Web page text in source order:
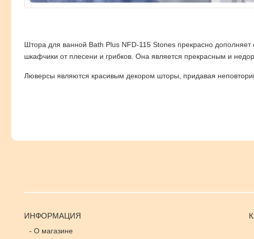
Штора для ванной Bath Plus NFD-115 Stones прекрасно
шкафчики от плесени и грибков. Она является прекрасным и
Люверсы являются красивым декором шторы, придавая
ИНФОРМАЦИЯ
- О магазине